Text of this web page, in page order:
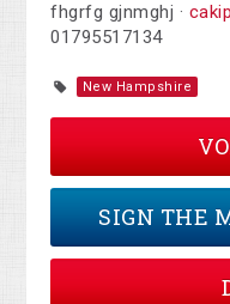
fhgrfg gjnmghj ·
01795517134
New Hampshire
SIGN THE